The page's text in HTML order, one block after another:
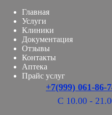
Главная
Услуги
Клиники
Документация
Отзывы
Контакты
Аптека
Прайс услуг
+7(999) 061-86-
С 10.00 -